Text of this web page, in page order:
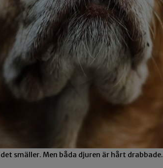
smäller. Men båda djuren är hårt drabbade.